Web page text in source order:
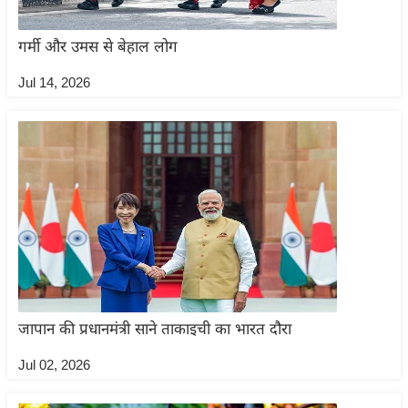
र्ल्ड
न्यू
ब्री
म
नो
रं
ज
न
ज
ग
त
बॉ
ली
गर्मी और उमस से बेहाल लोग
Jul 14, 2026
जापान की प्रधानमंत्री साने ताकाइची का भारत दौरा
Jul 02, 2026